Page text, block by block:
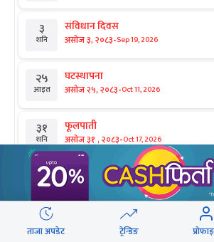
३
शनि
संविधान दिवस
असोज ३, २०८३-Sep 19, 2026
२५
आइत
घटस्थापना
असोज २५, २०८३-Oct 11, 2026
३१
शनि
फूलपाती
असोज ३१ , २०८३-Oct 17, 2026
१
आइत
कार्तिक सङ्क्रान्ति
कार्तिक १, २०८३-Oct 18, 2026
३
Oct 20, 2026
सिफारिस
झण्डै एक वर्षको
ताजा अपडेट ट्रेन्डिङ